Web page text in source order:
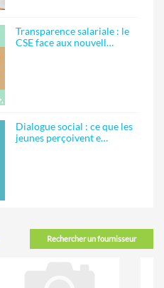
Transparence salariale : le
CSE face aux nouvell…
Dialogue social : ce que les
jeunes perçoivent e…
Rechercher un fournisseur